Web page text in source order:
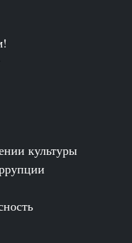
культуры